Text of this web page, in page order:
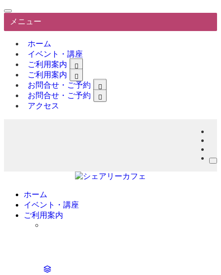
メニュー
ホーム
イベント・講座
ご利用案内
契約・書類
ご利用 Q & A
ご利用案内
お問合せ・ご予約
キャンセル・変更・休退会
お問合せ・ご予約
アクセス
ホーム
イベント・講座
ご利用案内